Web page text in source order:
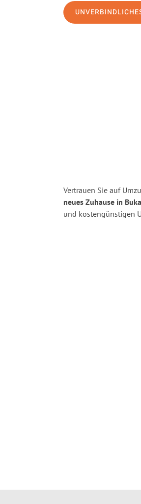
Vertrauen Sie auf
neues Zuhause in
und kostengünstigen